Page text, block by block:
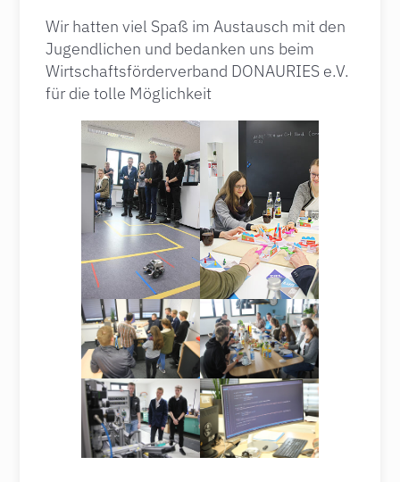
Wir hatten viel Spaß im Austausch mit den
Jugendlichen und bedanken uns beim
Wirtschaftsförderverband DONAURIES e.V.
für die tolle Möglichkeit